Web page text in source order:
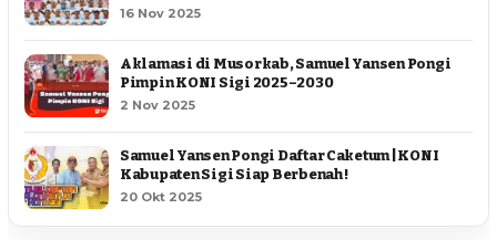
16 Nov 2025
Aklamasi di Musorkab, Samuel Yansen Pongi
Pimpin KONI Sigi 2025–2030
2 Nov 2025
Samuel Yansen Pongi Daftar Caketum | KONI
Kabupaten Sigi Siap Berbenah !
20 Okt 2025